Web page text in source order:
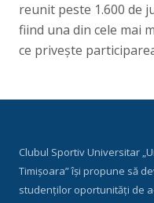
reunit peste 1.600 de
fiind una din cele mai
ce privește
Clubul Sportiv Universitar
Timișoara” își propune să
studenților oportunități de